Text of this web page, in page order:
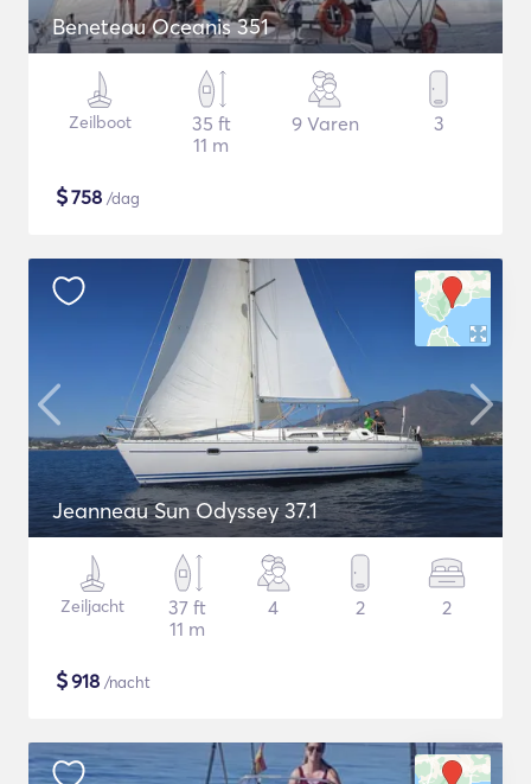
Beneteau Oceanis 351
Zeilboot
35 ft
11 m
9 Varen 3
$758 /dag
Jeanneau Sun Odyssey 37.1
Zeiljacht
37 ft
11 m
4 2 2
$918 /nacht